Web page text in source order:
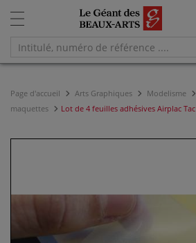
Page d'accueil Arts Graphiques Modelisme
maquettes
Lot de 4 feuilles adhésives Airplac Tac